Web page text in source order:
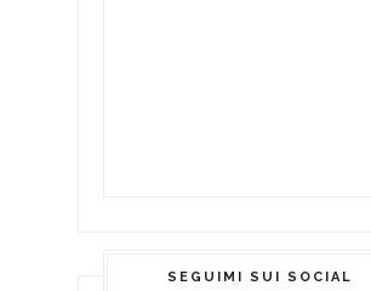
SEGUIMI SUI SOCIAL